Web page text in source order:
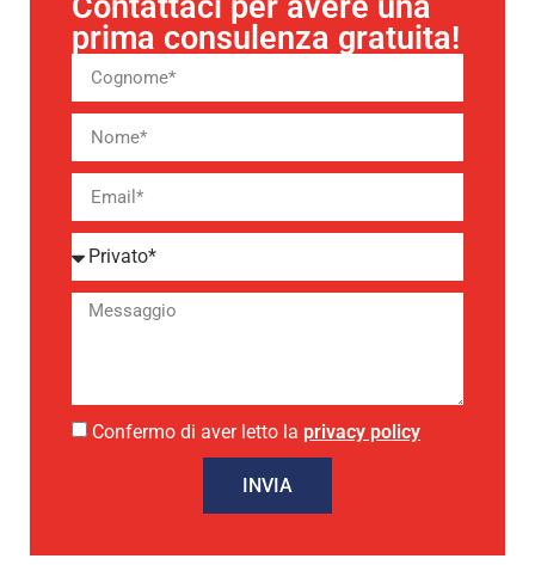
prima consulenza gratuita!
Confermo di aver letto la privacy policy
INVIA